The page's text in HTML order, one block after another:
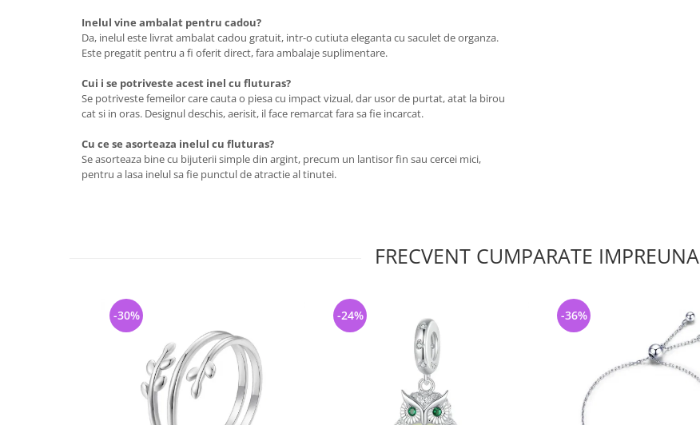
Inelul vine ambalat pentru cadou?
Da, inelul este livrat ambalat cadou gratuit, intr-o cutiuta eleganta cu saculet de organza.
Este pregatit pentru a fi oferit direct, fara ambalaje suplimentare.
Cui i se potriveste acest inel cu fluturas?
Se potriveste femeilor care cauta o piesa cu impact vizual, dar usor de purtat, atat la birou
cat si in oras. Designul deschis, aerisit, il face remarcat fara sa fie incarcat.
Cu ce se asorteaza inelul cu fluturas?
Se asorteaza bine cu bijuterii simple din argint, precum un lantisor fin sau cercei mici,
pentru a lasa inelul sa fie punctul de atractie al tinutei.
FRECVENT CUMPARATE IMPREUNA
-30% -24% -36%